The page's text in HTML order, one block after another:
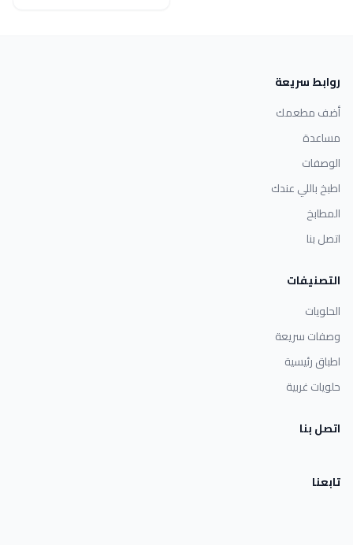
روابط سريعة
أضف مطعمك
مساعدة
الوصفات
اطبخ باللي عندك
المطابخ
اتصل بنا
التصنيفات
الحلويات
وصفات سريعة
اطباق رئيسية
حلويات غربية
اتصل بنا
تابعنا